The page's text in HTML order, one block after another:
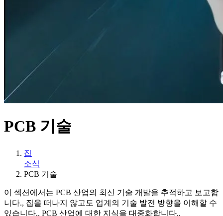
PCB 기술
집
소식
PCB 기술
이 섹션에서는 PCB 산업의 최신 기술 개발을 추적하고 보고합
니다., 집을 떠나지 않고도 업계의 기술 발전 방향을 이해할 수
있습니다.. PCB 산업에 대한 지식을 대중화합니다..